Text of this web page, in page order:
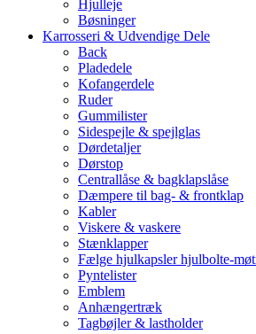
Hjulleje
Bøsninger
Karrosseri & Udvendige Dele
Back
Pladedele
Kofangerdele
Ruder
Gummilister
Sidespejle & spejlglas
Dørdetaljer
Dørstop
Centrallåse & bagklapslåse
Dæmpere til bag- & frontklap
Kabler
Viskere & vaskere
Stænklapper
Fælge hjulkapsler hjulbolte-
Pyntelister
Emblem
Anhængertræk
Tagbøjler & lastholder